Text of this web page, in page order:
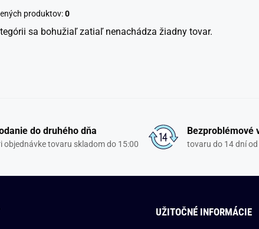
produktov:0
sa bohužiaľ zatiaľ nenachádza žiadny tovar.
do druhého dňa
objednávke tovaru skladom do 15:00
Bezproblémové
tovaru do 14 dní
UŽITOČNÉ INFORMÁCIE